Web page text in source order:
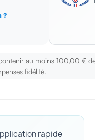
?
au moins 100,00 €
fidélité.
rapide